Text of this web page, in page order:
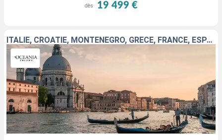
dès 19 499 €
ITALIE, CROATIE, MONTÉNÉGRO, GRÈCE, FRANCE, ESPAGNE